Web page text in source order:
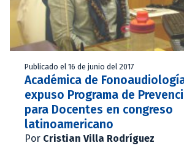
Publicado el 16 de junio del 2017
Académica de
expuso Programa de
para Docentes en congreso
latinoamericano
Por Cristian Villa Rodríguez